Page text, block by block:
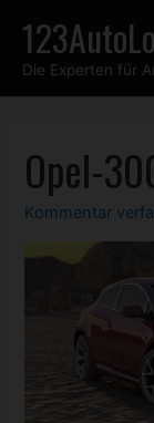
Inhalt
springen
Die Experten für
Opel-
Kommentar